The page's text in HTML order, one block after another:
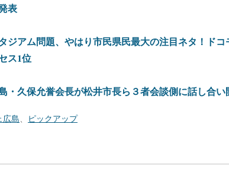
表
ジアム問題、やはり市民県民最大の注目ネタ！ド
ス1位
・久保允誉会長が松井市長ら３者会談側に話し合
広島 ピックアップ